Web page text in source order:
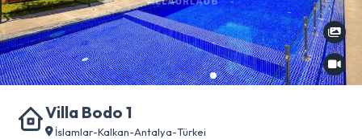
Villa Bodo 1
İslamlar-Kalkan-Antalya-Türkei